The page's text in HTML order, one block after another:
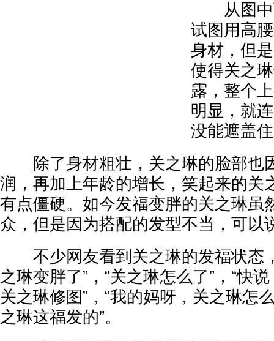
从图中
试图用高
身材，但
使得关之
露，整个
明显，就
没能遮盖
除了身材粗壮，关之琳的脸部也
润，再加上年龄的增长，笑起来的关
有点僵硬。如今发福变胖的关之琳虽
众，但是因为搭配的发型不当，可以
不少网友看到关之琳的发福状态
之琳变胖了”，“关之琳怎么了”，“快
关之琳修图”，“我的妈呀，关之琳怎
之琳这福发的”。